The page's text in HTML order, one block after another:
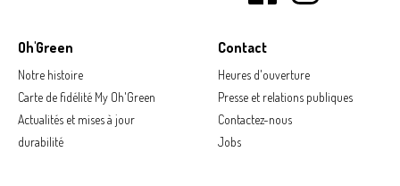
Oh'Green
Notre histoire
Carte de fidélité My Oh'Green
Actualités et mises à jour
durabilité
Contact
Heures d'ouverture
Presse et relations publiques
Contactez-nous
Jobs